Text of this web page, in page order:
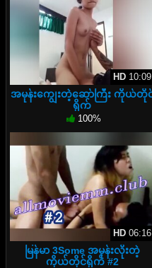
HD10:09
အမုန်းကျွေးတဲ့ဆော်ကြီး ကိုယ်တို
ရိုက်
100%
HD06:16
မြန်မာ 3Some အမုန်းလိုးတဲ့
ကိုယ်တိုင်ရိုက် #2